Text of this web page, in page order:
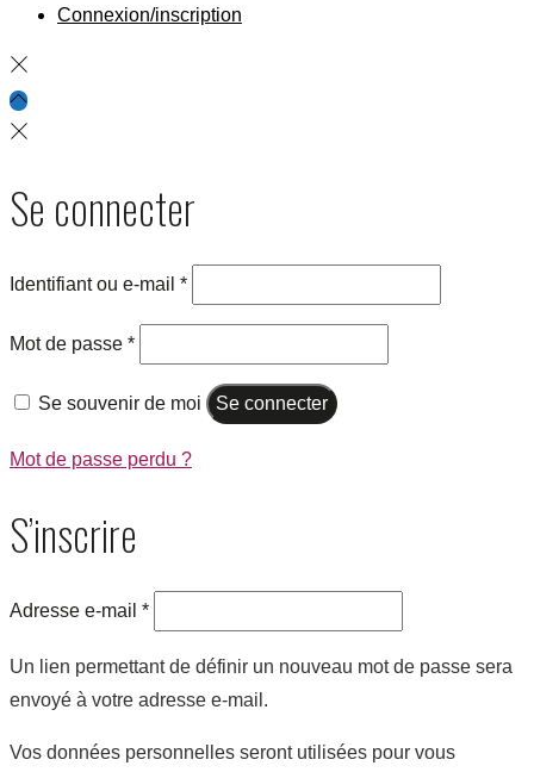
Connexion/inscription
Se connecter
Identifiant ou e-mail *
Mot de passe *
Se souvenir de moi Se connecter
Mot de passe perdu ?
S’inscrire
Adresse e-mail *
Un lien permettant de définir un nouveau mot de passe sera
envoyé à votre adresse e-mail.
Vos données personnelles seront utilisées pour vous